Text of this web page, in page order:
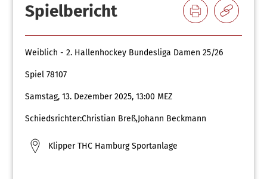
Spielbericht
Weiblich - 2. Hallenhockey Bundesliga Damen 25/26
Spiel 78107
Samstag, 13. Dezember 2025, 13:00 MEZ
Schiedsrichter:Christian Breß,Johann Beckmann
Klipper THC Hamburg Sportanlage